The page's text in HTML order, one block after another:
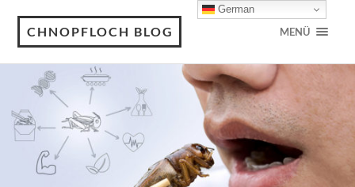
CHNOPFLOCH BLOG MENÜ
German